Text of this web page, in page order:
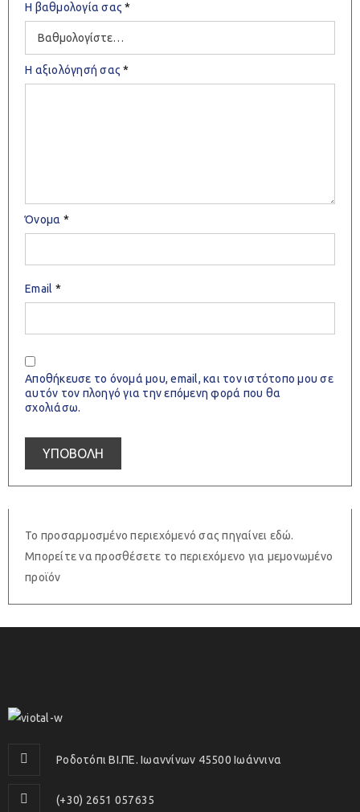
Η βαθμολογία σας*
Η αξιολόγησή σας*
Όνομα *
Email *
Αποθήκευσε το όνομά μου, email, και τον ιστότοπο μου σε
αυτόν τον πλοηγό για την επόμενη φορά που θα
σχολιάσω.
Το προσαρμοσμένο περιεχόμενό σας πηγαίνει εδώ.
Μπορείτε να προσθέσετε το περιεχόμενο για μεμονωμένο
προϊόν
Ροδοτόπι ΒΙ.ΠΕ. Ιωαννίνων 45500 Ιωάννινα
(+30) 2651 057635